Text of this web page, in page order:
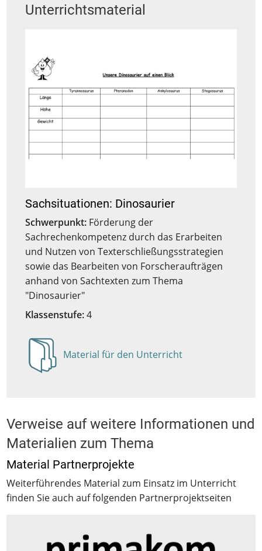
Unterrichtsmaterial
Sachsituationen: Dinosaurier
Schwerpunkt: Förderung der
Sachrechenkompetenz durch das Erarbeiten
und Nutzen von Texterschließungsstrategien
sowie das Bearbeiten von Forscheraufträgen
anhand von Sachtexten zum Thema
"Dinosaurier"
Klassenstufe:4
Anzeigen
Material für den Unterricht
Verweise auf weitere Informationen und
Materialien zum Thema
Material Partnerprojekte
Weiterführendes Material zum Einsatz im Unterricht
finden Sie auch auf folgenden Partnerprojektseiten